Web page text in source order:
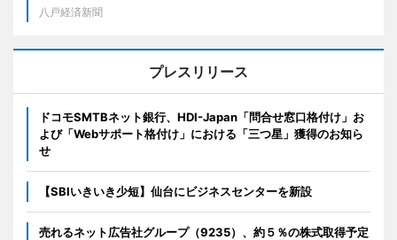
八戸経済新聞
プレスリリース
ドコモSMTBネット銀行、HDI-Japan「問合せ窓口格付け」お
よび「Webサポート格付け」における「三つ星」獲得のお知ら
せ
【SBIいきいき少短】仙台にビジネスセンターを新設
売れるネット広告社グループ（9235）、約５％の株式取得予定